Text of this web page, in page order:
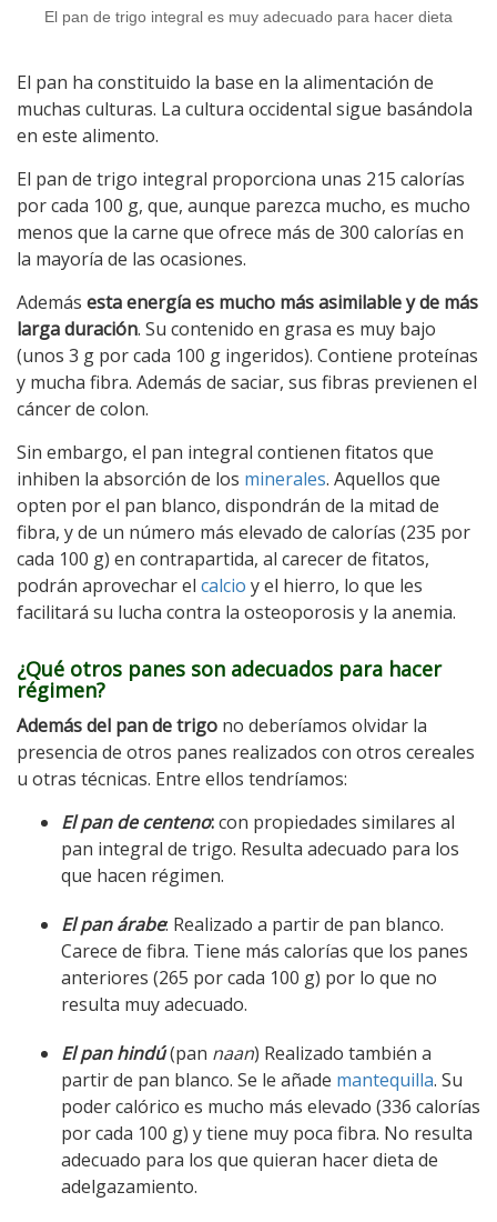
El pan de trigo integral es muy adecuado para hacer dieta
El pan ha constituido la base en la alimentación de
muchas culturas. La cultura occidental sigue basándola
en este alimento.
El pan de trigo integral proporciona unas 215 calorías
por cada 100 g, que, aunque parezca mucho, es mucho
menos que la carne que ofrece más de 300 calorías en
la mayoría de las ocasiones.
Además esta energía es mucho más asimilable y de más
larga duración. Su contenido en grasa es muy bajo
(unos 3 g por cada 100 g ingeridos). Contiene proteínas
y mucha fibra. Además de saciar, sus fibras previenen el
cáncer de colon.
Sin embargo, el pan integral contienen fitatos que
inhiben la absorción de los minerales. Aquellos que
opten por el pan blanco, dispondrán de la mitad de
fibra, y de un número más elevado de calorías (235 por
cada 100 g) en contrapartida, al carecer de fitatos,
podrán aprovechar el calcio y el hierro, lo que les
facilitará su lucha contra la osteoporosis y la anemia.
¿Qué otros panes son adecuados para hacer
régimen?
Además del pan de trigo no deberíamos olvidar la
presencia de otros panes realizados con otros cereales
u otras técnicas. Entre ellos tendríamos:
El pan de centeno:con propiedades similares al
pan integral de trigo. Resulta adecuado para los
que hacen régimen.
El pan árabe: Realizado a partir de pan blanco.
Carece de fibra. Tiene más calorías que los panes
anteriores (265 por cada 100 g) por lo que no
resulta muy adecuado.
El pan hindú(pan naan) Realizado también a
partir de pan blanco. Se le añade mantequilla. Su
poder calórico es mucho más elevado (336 calorías
por cada 100 g) y tiene muy poca fibra. No resulta
adecuado para los que quieran hacer dieta de
adelgazamiento.